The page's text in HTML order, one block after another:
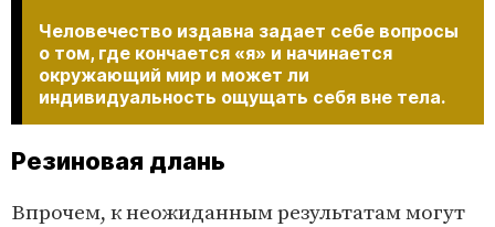
Человечество издавна задает себе вопросы
о том, где кончается «я» и начинается
окружающий мир и может ли
индивидуальность ощущать себя вне тела.
Резиновая длань
Впрочем, к неожиданным результатам могут